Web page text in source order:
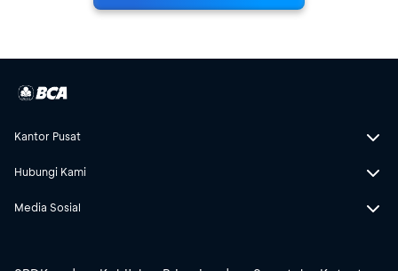
Kantor Pusat
Hubungi Kami
Media Sosial